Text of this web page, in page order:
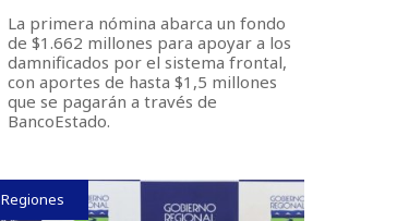
La primera nómina abarca un fondo
de $1.662 millones para apoyar a los
damnificados por el sistema frontal,
con aportes de hasta $1,5 millones
que se pagarán a través de
BancoEstado.
Regiones